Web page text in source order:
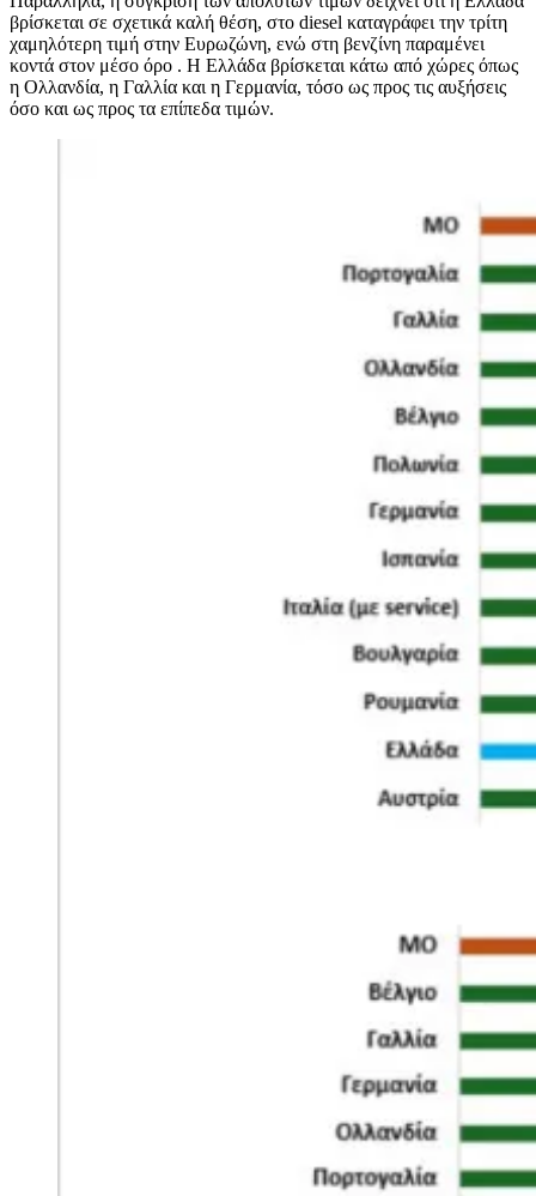
βρίσκεται σε σχετικά καλή θέση, στο diesel καταγράφει την τρίτη
χαμηλότερη τιμή στην Ευρωζώνη, ενώ στη βενζίνη παραμένει
κοντά στον μέσο όρο . Η Ελλάδα βρίσκεται κάτω από χώρες όπως
η Ολλανδία, η Γαλλία και η Γερμανία, τόσο ως προς τις αυξήσεις
όσο και ως προς τα επίπεδα τιμών.